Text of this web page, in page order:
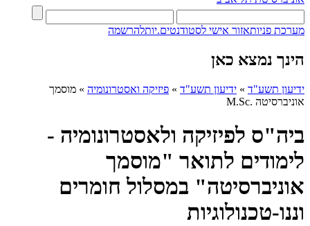
מערכת פניותאזור אישי לסטודנטים.יותלהרשמה
הינך נמצא כאן
ידיעון תשע"ד » ידיעון תשע"ד » פיזיקה ואסטרונומיה » מוסמך
אוניברסיטה .M.Sc
ביה"ס לפיזיקה ולאסטרונומיה -
לימודים לתואר "מוסמך
אוניברסיטה" במסלול חומרים
וננו-טכנולוגיות